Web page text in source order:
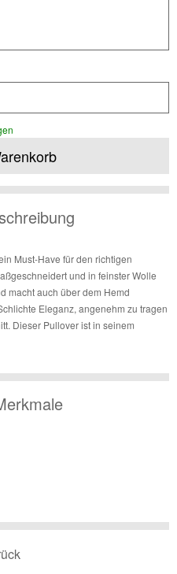
Must-Have für den richtigen
und in feinster Wolle
macht auch über dem Hemd
Eleganz, angenehm zu tragen
Dieser Pullover ist in seinem